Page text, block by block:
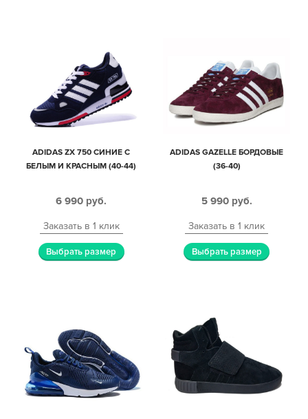
ADIDAS ZX 750 СИНИЕ С
БЕЛЫМ И КРАСНЫМ (40-44)
6 990 руб.
Заказать в 1 клик
Выбрать размер
ADIDAS GAZELLE БОРДОВЫЕ
(36-40)
5 990 руб.
Заказать в 1 клик
Выбрать размер